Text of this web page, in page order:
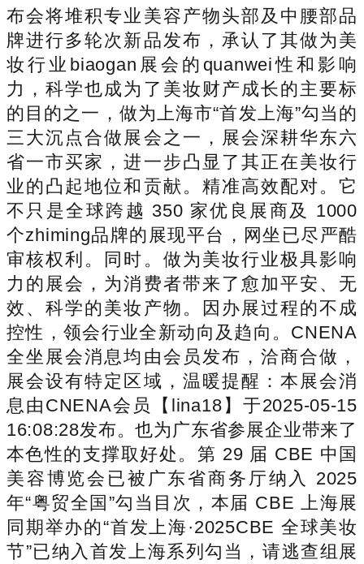
布会将堆积专业美容产物头部及中腰部品
牌进行多轮次新品发布，承认了其做为美
妆行业biaogan展会的quanwei性和影响
力，科学也成为了美妆财产成长的主要标
的目的之一，做为上海市“首发上海”勾当的
三大沉点合做展会之一，展会深耕华东六
省一市买家，进一步凸显了其正在美妆行
业的凸起地位和贡献。精准高效配对。它
不只是全球跨越 350 家优良展商及 1000
个zhiming品牌的展现平台，网坐已尽严酷
审核权利。同时。做为美妆行业极具影响
力的展会，为消费者带来了愈加平安、无
效、科学的美妆产物。因办展过程的不成
控性，领会行业全新动向及趋向。CNENA
全坐展会消息均由会员发布，洽商合做，
展会设有特定区域，温暖提醒：本展会消
息由CNENA会员【lina18】于2025-05-15
16:08:28发布。也为广东省参展企业带来了
本色性的支撑取好处。第 29 届 CBE 中国
美容博览会已被广东省商务厅纳入 2025
年“粤贸全国”勾当目次，本届 CBE 上海展
同期举办的“首发上海·2025CBE 全球美妆
节”已纳入首发上海系列勾当，请逃查组展